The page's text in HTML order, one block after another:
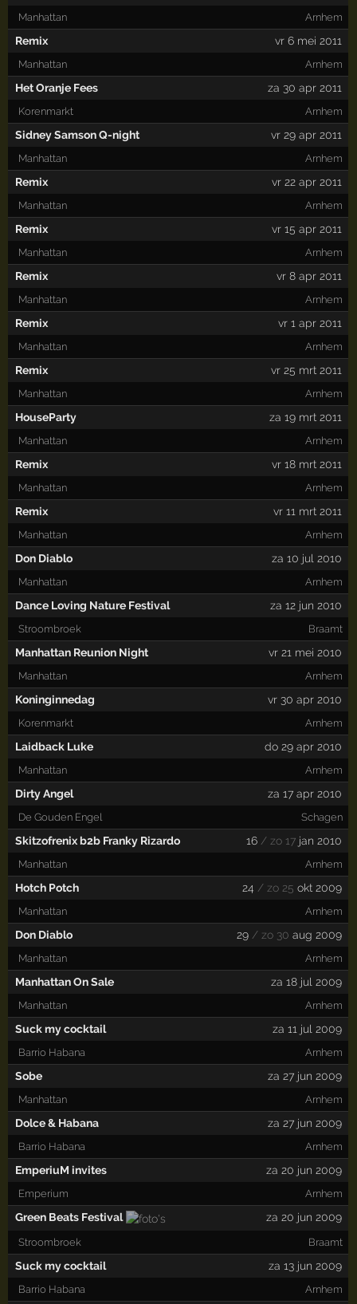
Manhattan Arnhem
Remix vr 6 mei 2011
Manhattan Arnhem
Het Oranje Fees za 30 apr 2011
Korenmarkt Arnhem
Sidney Samson Q-night vr 29 apr 2011
Manhattan Arnhem
Remix vr 22 apr 2011
Manhattan Arnhem
Remix vr 15 apr 2011
Manhattan Arnhem
Remix vr 8 apr 2011
Manhattan Arnhem
Remix vr 1 apr 2011
Manhattan Arnhem
Remix vr 25 mrt 2011
Manhattan Arnhem
HouseParty za 19 mrt 2011
Manhattan Arnhem
Remix vr 18 mrt 2011
Manhattan Arnhem
Remix vr 11 mrt 2011
Manhattan Arnhem
Don Diablo za 10 jul 2010
Manhattan Arnhem
Dance Loving Nature Festival za 12 jun 2010
Stroombroek Braamt
Manhattan Reunion Night vr 21 mei 2010
Manhattan Arnhem
Koninginnedag vr 30 apr 2010
Korenmarkt Arnhem
Laidback Luke do 29 apr 2010
Manhattan Arnhem
Dirty Angel za 17 apr 2010
De Gouden Engel Schagen
Skitzofrenix b2b Franky Rizardo 16 / zo 17 jan 2010
Manhattan Arnhem
Hotch Potch 24 / zo 25 okt 2009
Manhattan Arnhem
Don Diablo 29 / zo 30 aug 2009
Manhattan Arnhem
Manhattan On Sale za 18 jul 2009
Manhattan Arnhem
Suck my cocktail za 11 jul 2009
Barrio Habana Arnhem
Sobe za 27 jun 2009
Manhattan Arnhem
Dolce & Habana za 27 jun 2009
Barrio Habana Arnhem
EmperiuM invites za 20 jun 2009
Emperium Arnhem
Green Beats Festival za 20 jun 2009
Stroombroek Braamt
Suck my cocktail za 13 jun 2009
Barrio Habana Arnhem